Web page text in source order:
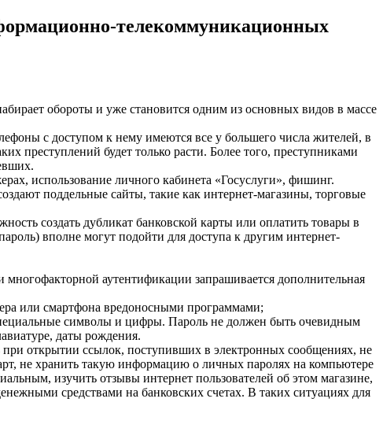
телекоммуникационных
обороты и уже становится одним из основных видов в массе
с доступом к нему имеются все у большего числа жителей, в
преступлений будет только расти. Более того, преступниками
использование личного кабинета «Госуслуги», фишинг.
поддельные сайты, такие как интернет-магазины, торговые
создать дубликат банковской карты или оплатить товары в
вполне могут подойти для доступа к другим интернет-
аутентификации запрашивается дополнительная
или смартфона вредоносными программами;
символы и цифры. Пароль не должен быть очевидным
даты рождения.
при открытии ссылок, поступивших в электронных сообщениях, не
не хранить такую информацию о личных паролях на компьютере
изучить отзывы интернет пользователей об этом магазине,
средствами на банковских счетах. В таких ситуациях для